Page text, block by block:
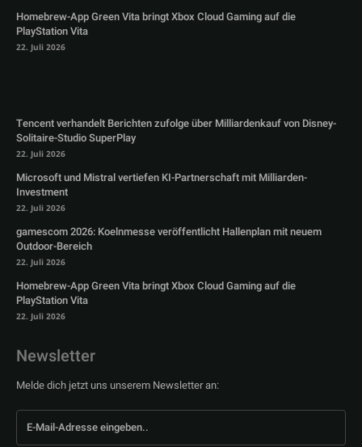
Homebrew-App Green Vita bringt Xbox Cloud Gaming auf die
PlayStation Vita
22. Juli 2026
Tencent verhandelt Berichten zufolge über Milliardenkauf von Disney-
Solitaire-Studio SuperPlay
22. Juli 2026
Microsoft und Mistral vertiefen KI-Partnerschaft mit Milliarden-
Investment
22. Juli 2026
gamescom 2026: Koelnmesse veröffentlicht Hallenplan mit neuem
Outdoor-Bereich
22. Juli 2026
Homebrew-App Green Vita bringt Xbox Cloud Gaming auf die
PlayStation Vita
22. Juli 2026
Newsletter
Melde dich jetzt uns unserem Newsletter an: